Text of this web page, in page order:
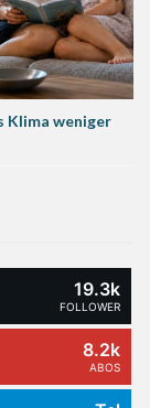
Klima weniger
19.3k
FOLLOWER
8.2k
ABOS